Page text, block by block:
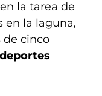
la tarea de
en la laguna,
cinco